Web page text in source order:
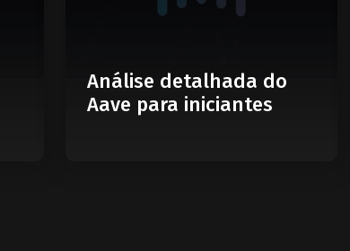
Análise detalhada do
Aave para iniciantes